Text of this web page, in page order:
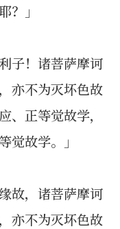
？」
子！诸菩萨摩诃
亦不为灭坏色故
、正等觉故学，
觉故学。」
故，诸菩萨摩诃
亦不为灭坏色故